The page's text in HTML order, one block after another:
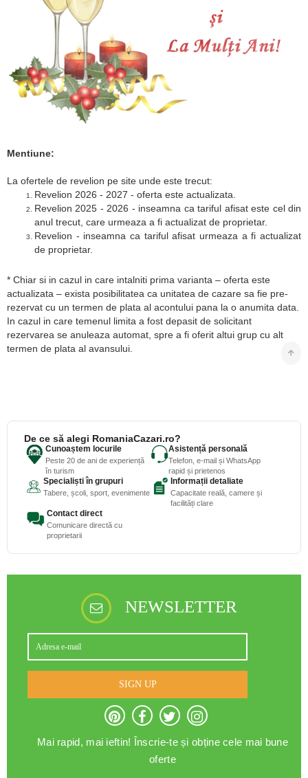
Mentiune:
La ofertele de revelion pe site unde este trecut:
Revelion 2026 - 2027 - oferta este actualizata.
Revelion 2025 - 2026 - inseamna ca tariful afisat este cel din
anul trecut, care urmeaza a fi actualizat de proprietar.
Revelion - inseamna ca tariful afisat urmeaza a fi actualizat
de proprietar.
* Chiar si in cazul in care intalniti prima varianta – oferta este
actualizata – exista posibilitatea ca unitatea de cazare sa fie pre-
rezervat cu un termen de plata al acontului pana la o anumita data.
In cazul in care temenul limita a fost depasit de solicitant
rezervarea se anuleaza automat, spre a fi oferit altui grup cu alt
termen de plata al avansului.
De ce să alegi RomaniaCazari.ro?
Cunoaștem locurile
Peste 20 de ani de experiență
în turism
Asistență personală
Telefon, e-mail și WhatsApp
rapid și prietenos
Specialiști în grupuri
Tabere, școli, sport, evenimente
Informații detaliate
Capacitate reală, camere și
facilități clare
Contact direct
Comunicare directă cu
proprietarii
NEWSLETTER
SIGN UP
Mai rapid, mai ieftin! Înscrie-te și obține cele mai bune
oferte